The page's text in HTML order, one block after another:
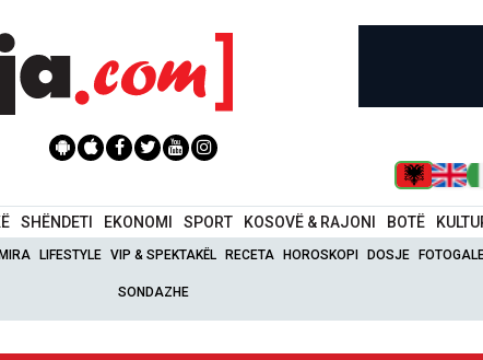
SHËNDETI EKONOMI SPORT KOSOVË & RAJONI BOTË
LIFESTYLE VIP & SPEKTAKËL RECETA HOROSKOPI DOSJE
SONDAZHE